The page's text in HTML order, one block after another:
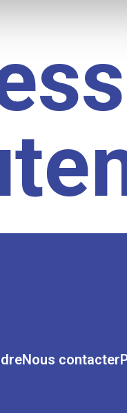
Nous contacter